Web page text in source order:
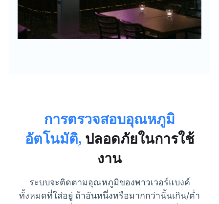
การตรวจสอบอุณหภูมิ
อัตโนมัติ, ปลอดภัยในการใช้
งาน
ระบบจะติดตามอุณหภูมิของพาวเวอร์แบงค์
ทั้งหมดที่ใส่อยู่ ถ้าอันหนึ่งหรือมากกว่านั้นเกิน/ต่ำ